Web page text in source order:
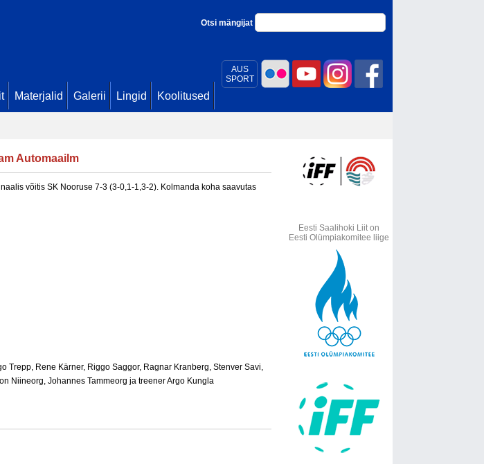
AUS
SPORT
Otsi mängijat
Materjalid Galerii Lingid Koolitused
Automaailm
võitis SK Nooruse 7-3 (3-0,1-1,3-2). Kolmanda koha saavutas
Trepp, Rene Kärner, Riggo Saggor, Ragnar Kranberg, Stenver Savi,
Niineorg, Johannes Tammeorg ja treener Argo Kungla
Eesti Saalihoki Liit on
Eesti Olümpiakomitee liige